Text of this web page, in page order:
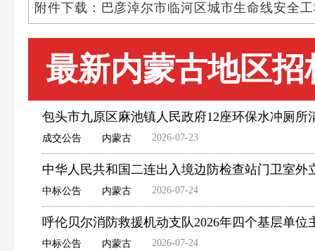
附件下载：巴彦淖尔市临河区城市生命线安全
最新内蒙古地区招
包头市九原区麻池镇人民政府12座环保水冲厕
成交公告 内蒙古 2026-07-23
中华人民共和国二连出入境边防检查站门卫室外
中标公告 内蒙古 2026-07-24
呼伦贝尔消防救援机动支队2026年四个基层单
中标公告 内蒙古 2026-07-24